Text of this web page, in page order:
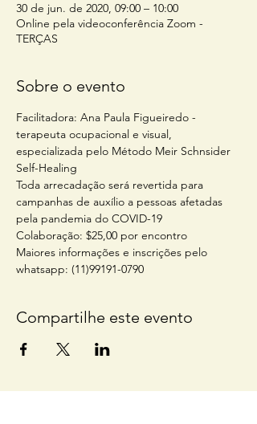
30 de jun. de 2020, 09:00 – 10:00
Online pela videoconferência Zoom -
TERÇAS
Sobre o evento
Facilitadora: Ana Paula Figueiredo -
terapeuta ocupacional e visual,
especializada pelo Método Meir Schnsider
Self-Healing
Toda arrecadação será revertida para
campanhas de auxílio a pessoas afetadas
pela pandemia do COVID-19
Colaboração: $25,00 por encontro
Maiores informações e inscrições pelo
whatsapp: (11)99191-0790
Compartilhe este evento